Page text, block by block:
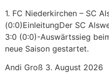
1. FC Niederkirchen – SC
(0:0)EinleitungDer SC
3:0 (0:0)-Auswärtssieg
neue Saison gestartet.
Andi Groß 3. August 2026